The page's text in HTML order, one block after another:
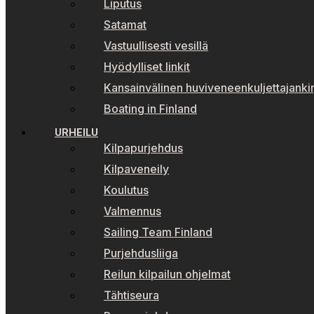
Liputus
Satamat
Vastuullisesti vesillä
Hyödylliset linkit
Kansainvälinen
Boating in Finland
URHEILU
Kilpapurjehdus
Kilpaveneily
Koulutus
Valmennus
Sailing Team Finland
Purjehdusliiga
Reilun kilpailun ohjelmat
Tähtiseura